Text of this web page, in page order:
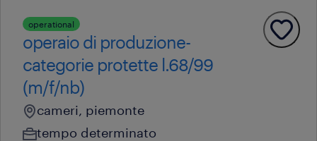
operational
operaio di produzione-
categorie protette l.68/99
(m/f/nb)
cameri, piemonte
tempo determinato